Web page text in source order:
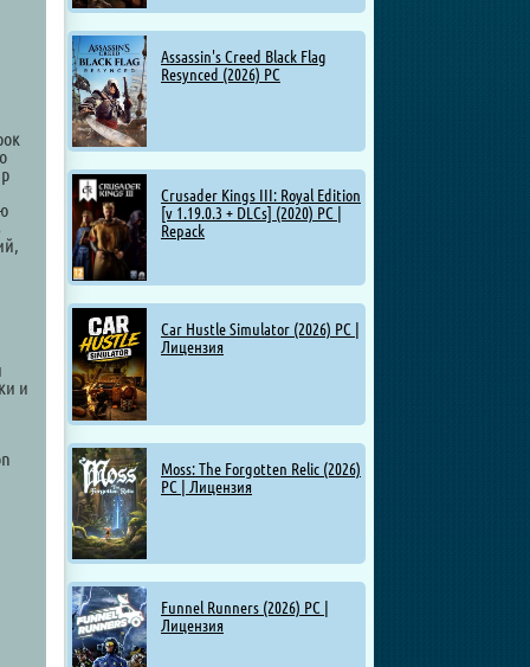
Assassin's Creed Black Flag
Resynced (2026) PC
Crusader Kings III: Royal Edition
[v 1.19.0.3 + DLCs] (2020) PC |
Repack
Car Hustle Simulator (2026) PC |
Лицензия
Moss: The Forgotten Relic (2026)
PC | Лицензия
Funnel Runners (2026) PC |
Лицензия
и